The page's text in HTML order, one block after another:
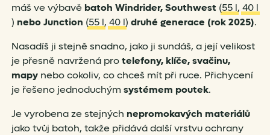
máš ve výbavě batoh Windrider, Southwest (55 l, 40 l
) nebo Junction (55 l, 40 l) druhé generace (rok 2025).
Nasadíš ji stejně snadno, jako ji sundáš, a její velikost
je přesně navržená protelefony, klíče, svačinu,
mapynebo cokoliv, co chceš mít při ruce. Přichycení
je řešeno jednoduchým systémem poutek.
Je vyrobena ze stejných nepromokavých materiálů
jako tvůj batoh, takže přidává další vrstvu ochrany